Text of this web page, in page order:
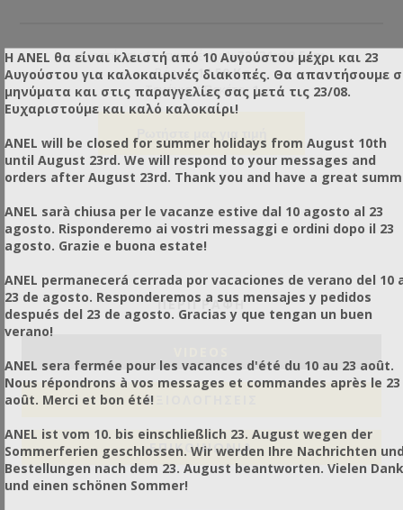
Διαστάσεις (Αντικειμένου): 33x31x18,5cm
Βάρος: 10,50 Kg
Τεμάχια / Πακέτο: 1
ΠΕΡΙΓΡΑΦΗ
ΑΞΙΟΛΟΓΉΣΕΙΣ
ΕΠΙΚΟΙΝΩΝΙΑ
Η ANEL θα είναι κλειστή από 10 Αυγούστου μέχρι και 23
Αυγούστου για καλοκαιρινές διακοπές. Θα απαντήσουμε
μηνύματα και στις παραγγελίες σας μετά τις 23/08.
Ευχαριστούμε και καλό καλοκαίρι!
ANEL will be closed for summer holidays from August 10th
until August 23rd. We will respond to your messages and
orders after August 23rd. Thank you and have a great
ANEL sarà chiusa per le vacanze estive dal 10 agosto al 23
agosto. Risponderemo ai vostri messaggi e ordini dopo il 23
agosto. Grazie e buona estate!
ANEL permanecerá cerrada por vacaciones de verano del 10
23 de agosto. Responderemos a sus mensajes y pedidos
después del 23 de agosto. Gracias y que tengan un buen
verano!
ANEL sera fermée pour les vacances d'été du 10 au 23 août.
Nous répondrons à vos messages et commandes après le 23
août. Merci et bon été!
ANEL ist vom 10. bis einschließlich 23. August wegen der
Sommerferien geschlossen. Wir werden Ihre Nachrichten
Bestellungen nach dem 23. August beantworten. Vielen Dank
und einen schönen Sommer!